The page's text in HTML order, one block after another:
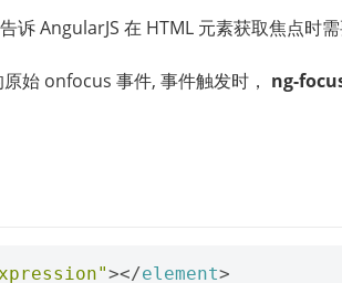
诉 AngularJS 在 HTML 元素获取焦点时
始 onfocus 事件, 事件触发时， ng-
></element>